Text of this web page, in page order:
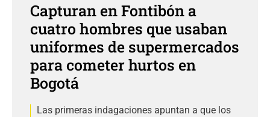
Capturan en Fontibón a
cuatro hombres que usaban
uniformes de supermercados
para cometer hurtos en
Bogotá
Las primeras indagaciones apuntan a que los